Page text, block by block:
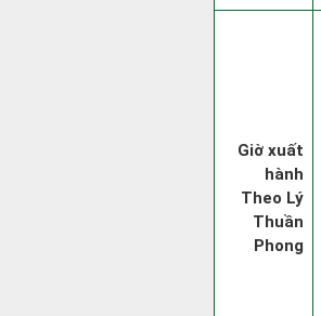
Giờ xuất
hành
Theo Lý
Thuần
Phong